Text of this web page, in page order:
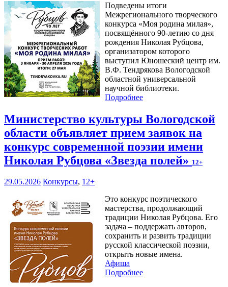
Подведены итоги
Межрегионального творческого
конкурса «Моя родина милая»,
посвящённого 90-летию со дня
рождения Николая Рубцова,
организатором которого
выступил Юношеский центр им.
В.Ф. Тендрякова Вологодской
областной универсальной
научной библиотеки.
Подробнее
Министерство культуры Вологодской
области объявляет прием заявок на
конкурс современной поэзии имени
Николая Рубцова «Звезда полей» 12+
29.05.2026 Конкурсы, 12+
Это конкурс поэтического
мастерства, продолжающий
традиции Николая Рубцова. Его
задача – поддержать авторов,
сохранить и развить традиции
русской классической поэзии,
открыть новые имена.
Афиша
Подробнее